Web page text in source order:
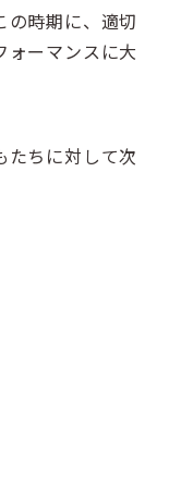
の時期に、適切
ォーマンスに大
たちに対して次